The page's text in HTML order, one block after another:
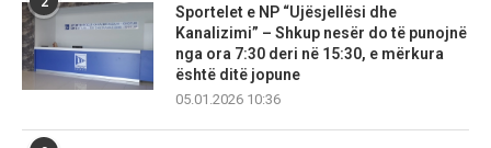
Sportelet e NP “Ujësjellësi dhe
Kanalizimi” – Shkup nesër do të punojnë
nga ora 7:30 deri në 15:30, e mërkura
është ditë jopune
05.01.2026 10:36